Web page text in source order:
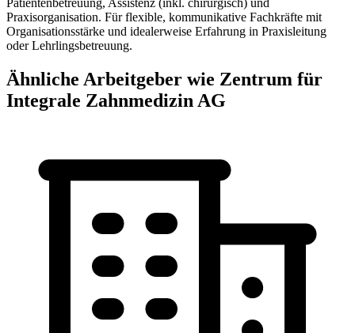
Patientenbetreuung, Assistenz (inkl. chirurgisch) und
Praxisorganisation. Für flexible, kommunikative Fachkräfte mit
Organisationsstärke und idealerweise Erfahrung in Praxisleitung
oder Lehrlingsbetreuung.
Ähnliche Arbeitgeber wie Zentrum für
Integrale Zahnmedizin AG